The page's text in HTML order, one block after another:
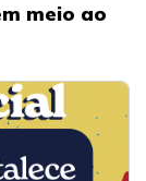
meio ao